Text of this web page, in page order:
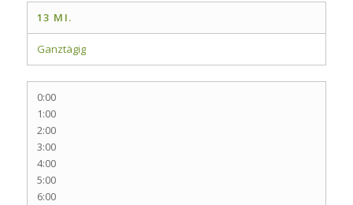
13 MI.
Ganztägig
0:00
1:00
2:00
3:00
4:00
5:00
6:00